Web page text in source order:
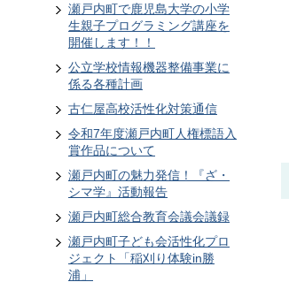
瀬戸内町で鹿児島大学の小学
生親子プログラミング講座を
開催します！！
公立学校情報機器整備事業に
係る各種計画
古仁屋高校活性化対策通信
令和7年度瀬戸内町人権標語入
賞作品について
瀬戸内町の魅力発信！『ざ・
シマ学』活動報告
瀬戸内町総合教育会議会議録
瀬戸内町子ども会活性化プロ
ジェクト「稲刈り体験in勝
浦」